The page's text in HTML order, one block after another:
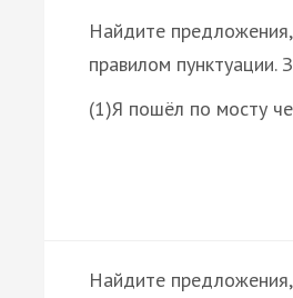
Найдите
правилом
(1)Я пошёл по мосту
Найдите